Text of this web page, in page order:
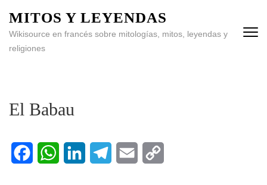
MITOS Y LEYENDAS
Wikisource en francés sobre mitologías, mitos, leyendas y
religiones
El Babau